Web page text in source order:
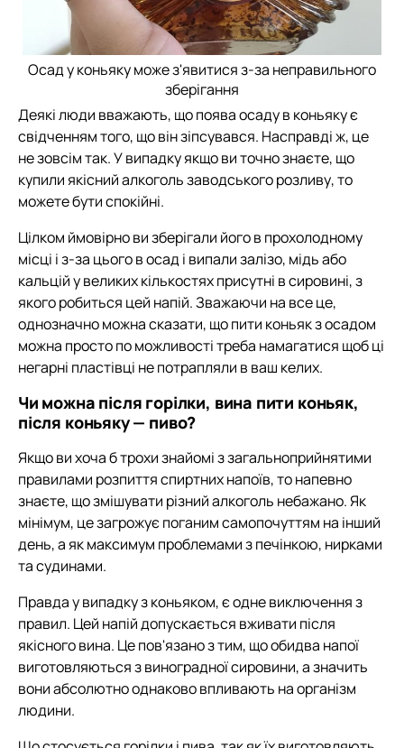
Осад у коньяку може з'явитися з-за неправильного
зберігання
Деякі люди вважають, що поява осаду в коньяку є
свідченням того, що він зіпсувався. Насправді ж, це
не зовсім так. У випадку якщо ви точно знаєте, що
купили якісний алкоголь заводського розливу, то
можете бути спокійні.
Цілком ймовірно ви зберігали його в прохолодному
місці і з-за цього в осад і випали залізо, мідь або
кальцій у великих кількостях присутні в сировині, з
якого робиться цей напій. Зважаючи на все це,
однозначно можна сказати, що пити коньяк з осадом
можна просто по можливості треба намагатися щоб ці
негарні пластівці не потрапляли в ваш келих.
Чи можна після горілки, вина пити коньяк,
після коньяку — пиво?
Якщо ви хоча б трохи знайомі з загальноприйнятими
правилами розпиття спиртних напоїв, то напевно
знаєте, що змішувати різний алкоголь небажано. Як
мінімум, це загрожує поганим самопочуттям на інший
день, а як максимум проблемами з печінкою, нирками
та судинами.
Правда у випадку з коньяком, є одне виключення з
правил. Цей напій допускається вживати після
якісного вина. Це пов'язано з тим, що обидва напої
виготовляються з виноградної сировини, а значить
вони абсолютно однаково впливають на організм
людини.